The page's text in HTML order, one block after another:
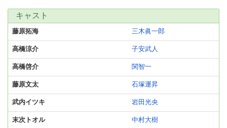
キャスト
藤原拓海 三木眞一郎
高橋涼介 子安武人
高橋啓介 関智一
藤原文太 石塚運昇
武内イツキ 岩田光央
末次トオル 中村大樹